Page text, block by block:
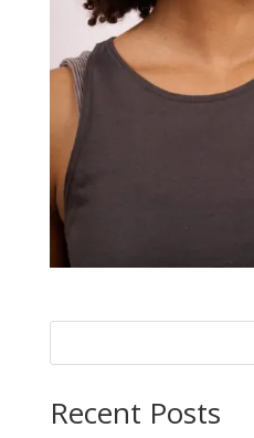
Recent Posts